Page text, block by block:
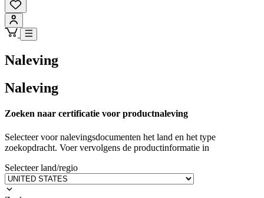
Naleving
Naleving
Zoeken naar certificatie voor productnaleving
Selecteer voor nalevingsdocumenten het land en het type
zoekopdracht. Voer vervolgens de productinformatie in
Selecteer land/regio